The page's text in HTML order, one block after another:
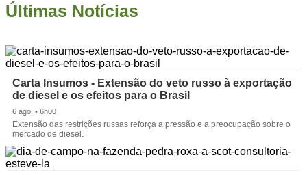
Últimas Notícias
Carta Insumos - Extensão do veto russo à exportação
de diesel e os efeitos para o Brasil
6 ago. • 6h00
Extensão das restrições russas reforça a pressão e a preocupação sobre o
mercado de diesel.